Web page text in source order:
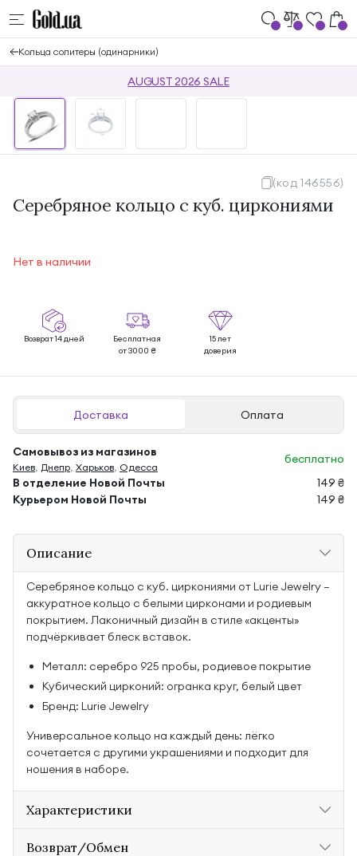
Кольца солитеры (одинарники)
AUGUST 2026 SALE
(код 146556)
Серебряное кольцо с куб. циркониями
Нет в наличии
Возврат 14 дней
Бесплатная
от 3000 ₴
15 лет
доверия
Доставка Оплата
Самовывоз из магазинов
Киев, Днепр, Харьков, Одесса
бесплатно
В отделение Новой Почты
149 ₴
Курьером Новой Почты
149 ₴
Описание
Серебряное кольцо с куб. циркониями от Lurie Jewelry —
аккуратное кольцо с белыми цирконами и родиевым
покрытием. Лаконичный дизайн в стиле «акценты»
подчёркивает блеск вставок.
Металл: серебро 925 пробы, родиевое покрытие
Кубический цирконий: огранка круг, белый цвет
Бренд: Lurie Jewelry
Универсальное кольцо на каждый день: лёгко
сочетается с другими украшениями и подходит для
ношения в наборе.
Характеристики
Возврат/Обмен